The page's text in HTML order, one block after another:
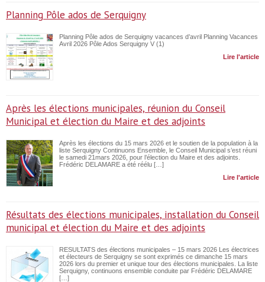
Planning Pôle ados de Serquigny
Planning Pôle ados de Serquigny vacances d’avril Planning Vacances
Avril 2026 Pôle Ados Serquigny V (1)
Lire l'article
Après les élections municipales, réunion du Conseil
Municipal et élection du Maire et des adjoints
Après les élections du 15 mars 2026 et le soutien de la population à la
liste Serquigny Continuons Ensemble, le Conseil Municipal s’est réuni
le samedi 21mars 2026, pour l’élection du Maire et des adjoints.
Frédéric DELAMARE a été réélu […]
Lire l'article
Résultats des élections municipales, installation du Conseil
municipal et élection du Maire et des adjoints
RESULTATS des élections municipales – 15 mars 2026 Les électrices
et électeurs de Serquigny se sont exprimés ce dimanche 15 mars
2026 lors du premier et unique tour des élections municipales. La liste
Serquigny, continuons ensemble conduite par Frédéric DELAMARE
[…]